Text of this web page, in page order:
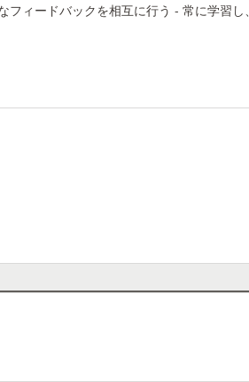
ィードバックを相互に行う - 常に学習